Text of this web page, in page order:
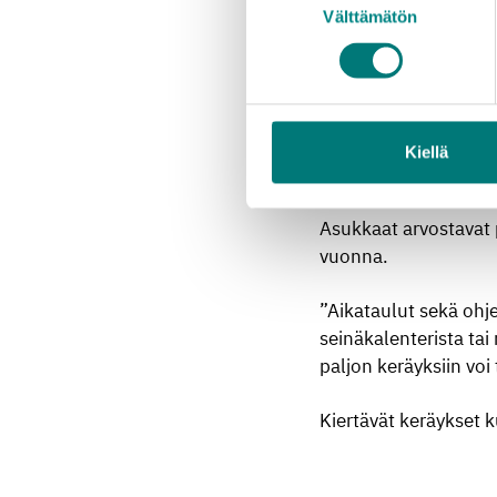
Välttämätön
Kiellä
Itä-Uudellamaalla
lautan
”Kierrosten jäte- ja
huomaavat
edellisvuotta
Asukkaat
vuonna.
”Aikataulut sekä
seinäkalenterista tai
paljon keräyksiin voi
Kiertävät keräykset